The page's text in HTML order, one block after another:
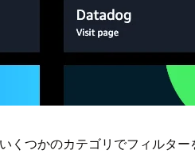
くつかのカテゴリでフィルタ